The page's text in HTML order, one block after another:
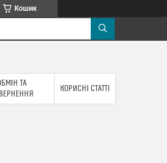
Кошик
ТА
КОРИСНІ СТАТТІ